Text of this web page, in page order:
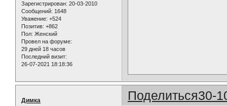
Зарегистрирован: 20-03-2010
Сообщений: 1648
Уважение: +524
Позитив: +862
Пол: Женский
Провел на форуме:
29 дней 18 часов
Последний визит:
26-07-2021 18:18:36
Поделиться30-
Димка